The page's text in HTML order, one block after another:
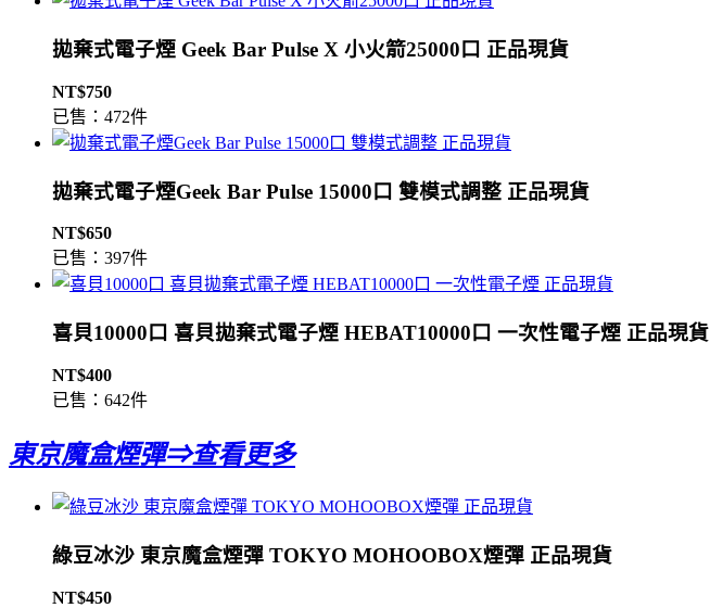
拋棄式電子煙 Geek Bar Pulse X 小火箭25000口 正品現貨
NT$750
已售：472件
拋棄式電子煙Geek Bar Pulse 15000口 雙模式調整 正品現貨
NT$650
已售：397件
喜貝10000口 喜貝拋棄式電子煙 HEBAT10000口 一次性電子煙 正品現貨
NT$400
已售：642件
東京魔盒煙彈⇒查看更多
綠豆冰沙 東京魔盒煙彈 TOKYO MOHOOBOX煙彈 正品現貨
NT$450